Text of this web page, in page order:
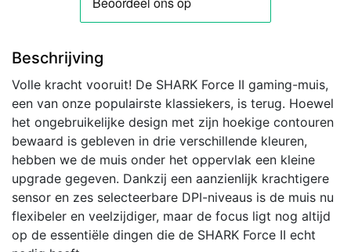
Beschrijving
Volle kracht vooruit! De SHARK Force II gaming-muis,
een van onze populairste klassiekers, is terug. Hoewel
het ongebruikelijke design met zijn hoekige contouren
bewaard is gebleven in drie verschillende kleuren,
hebben we de muis onder het oppervlak een kleine
upgrade gegeven. Dankzij een aanzienlijk krachtigere
sensor en zes selecteerbare DPI-niveaus is de muis nu
flexibeler en veelzijdiger, maar de focus ligt nog altijd
op de essentiële dingen die de SHARK Force II echt